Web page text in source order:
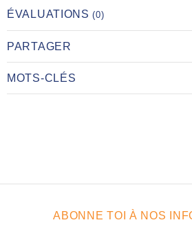
ÉVALUATIONS(0)
PARTAGER
MOTS-CLÉS
ABONNE TOI À NOS